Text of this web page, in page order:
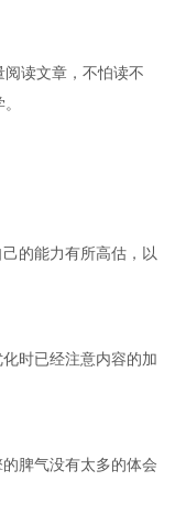
读文章，不怕读不
的能力有所高估，以
时已经注意内容的加
脾气没有太多的体会